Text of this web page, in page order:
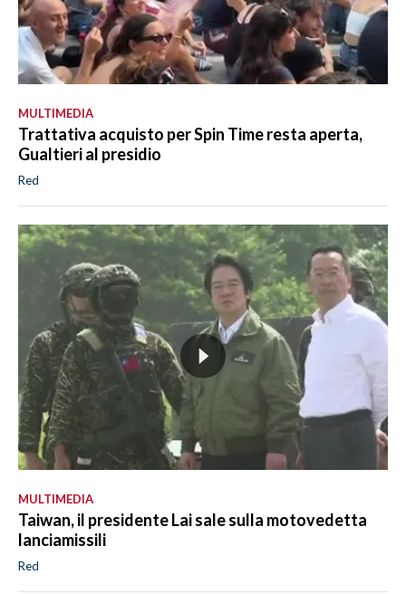
MULTIMEDIA
Trattativa acquisto per Spin Time resta aperta,
Gualtieri al presidio
Red
MULTIMEDIA
Taiwan, il presidente Lai sale sulla motovedetta
lanciamissili
Red